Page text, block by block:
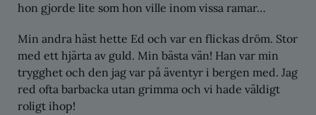
hon gjorde lite som hon ville inom vissa ramar…
Min andra häst hette Ed och var en flickas dröm. Stor
med ett hjärta av guld. Min bästa vän! Han var min
trygghet och den jag var på äventyr i bergen med. Jag
red ofta barbacka utan grimma och vi hade väldigt
roligt ihop!